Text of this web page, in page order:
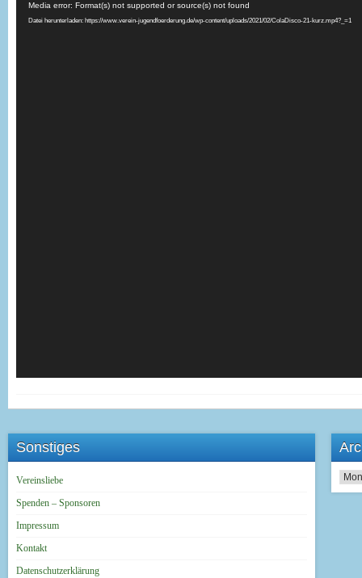
Player
Media error: Format(s) not supported or source(s) not found
Datei herunterladen: https://www.verein-jugendfoerderung.de/wp-content/uploads/2021/02/ColaDisco-21-kurz.mp4?_=1
Sonstiges
Vereinsliebe
Spenden – Sponsoren
Impressum
Kontakt
Datenschutzerklärung